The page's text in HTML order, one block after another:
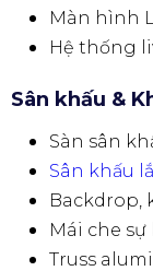
Màn hình
Hệ thống
Sân khấu &
Sàn sân
Sân khấu
Backdrop,
Mái che
Truss